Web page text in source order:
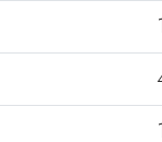
1